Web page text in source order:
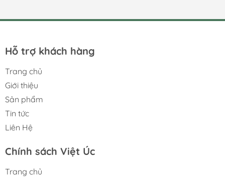
Hỗ trợ khách hàng
Trang chủ
Giới thiệu
Sản phẩm
Tin tức
Liên Hệ
Chính sách Việt Úc
Trang chủ